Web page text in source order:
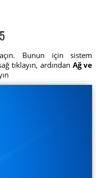
Bunun için sistem
tıklayın, ardından Ağ ve